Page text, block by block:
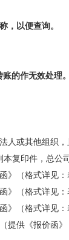
，以便查询。
账的作无效处理
人或其他组
复印件，总公
》（格式详见：
》（格式详见：
》（格式详见：
提供《报价函》